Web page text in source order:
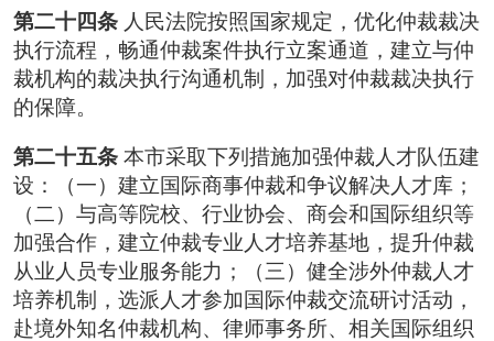
第二十四条人民法院按照国家规定，优化仲裁裁决
执行流程，畅通仲裁案件执行立案通道，建立与仲
裁机构的裁决执行沟通机制，加强对仲裁裁决执行
的保障。
第二十五条本市采取下列措施加强仲裁人才队伍建
设：（一）建立国际商事仲裁和争议解决人才库；
（二）与高等院校、行业协会、商会和国际组织等
加强合作，建立仲裁专业人才培养基地，提升仲裁
从业人员专业服务能力；（三）健全涉外仲裁人才
培养机制，选派人才参加国际仲裁交流研讨活动，
赴境外知名仲裁机构、律师事务所、相关国际组织